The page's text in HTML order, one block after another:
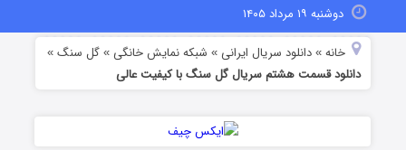
دوشنبه ۱۹ مرداد ۱۴۰۵
خانه »دانلود سریال ایرانی » شبکه نمایش خانگی »گل سنگ »
دانلود قسمت هشتم سریال گل سنگ با کیفیت عالی